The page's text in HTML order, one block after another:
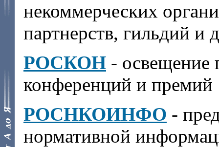
некоммерческих
партнерств, гильдий и
РОСКОН - освещение
конференций и премий
РОСНКОИНФО -
нормативной